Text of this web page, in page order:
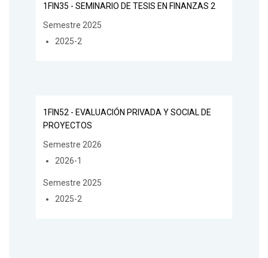
1FIN35 - SEMINARIO DE TESIS EN FINANZAS 2
Semestre 2025
2025-2
1FIN52 - EVALUACIÓN PRIVADA Y SOCIAL DE
PROYECTOS
Semestre 2026
2026-1
Semestre 2025
2025-2